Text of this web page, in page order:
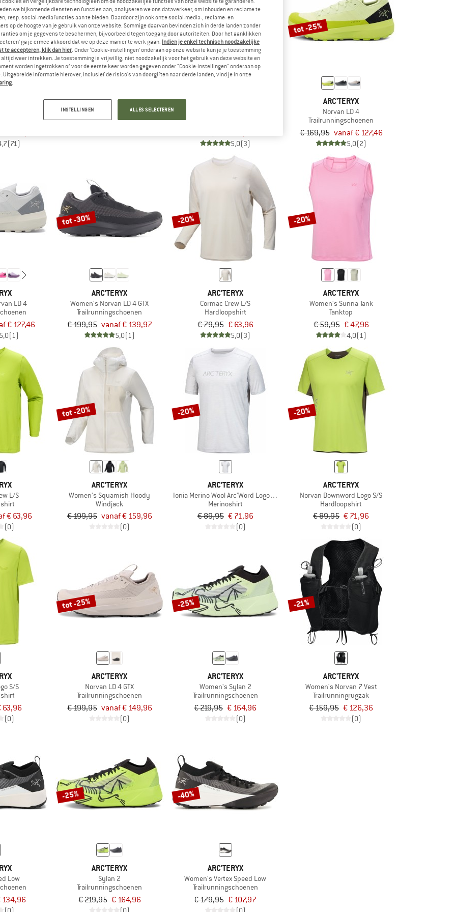
(71)
ARC'TERYX
Hardloopshirt
Uitverkocht
5,0(5)
-20%
5,0(3)
tot -25%
ARC'TERYX
Norvan LD 4
Trailrunningschoenen
€ 169,95 vanaf € 127,46
5,0(2)
LD 4
€ 127,46
5,0(1)
tot -30%
ARC'TERYX
Women's Norvan LD 4 GTX
Trailrunningschoenen
€ 199,95 vanaf € 139,97
5,0(1)
-20%
ARC'TERYX
Cormac Crew L/S
Hardloopshirt
€ 79,95 € 63,96
5,0(3)
-20%
ARC'TERYX
Women's Sunna Tank
Tanktop
€ 59,95 € 47,96
4,0(1)
L/S
€ 63,96
(0)
tot -20%
ARC'TERYX
Women's Squamish Hoody
Windjack
€ 199,95 vanaf € 159,96
(0)
-20%
ARC'TERYX
Ionia Merino Wool Arc'Word Logo S/S
Merinoshirt
€ 89,95 € 71,96
(0)
-20%
ARC'TERYX
Norvan Downword Logo S/S
Hardloopshirt
€ 89,95 € 71,96
(0)
S/S
63,96
(0)
tot -25%
ARC'TERYX
Norvan LD 4 GTX
Trailrunningschoenen
€ 199,95 vanaf € 149,96
(0)
-25%
ARC'TERYX
Women's Sylan 2
Trailrunningschoenen
€ 219,95 € 164,96
(0)
-21%
ARC'TERYX
Women's Norvan 7 Vest
Trailrunningrugzak
€ 159,95 € 126,36
(0)
Low
134,96
-25%
ARC'TERYX
Sylan 2
Trailrunningschoenen
€ 219,95 € 164,96
-40%
ARC'TERYX
Women's Vertex Speed Low
Trailrunningschoenen
€ 179,95 € 107,97
we bijkomende diensten en functies aan, analyseren we ons dataverkeer, om inhouden en reclame te
resp. social-mediafuncties aan te bieden. Daardoor zijn ook onze social-media-, reclame- en
op de hoogte van je gebruik van onze website. Sommige daarvan bevinden zich in derde landen zonder
om je gegevens te beschermen, bijvoorbeeld tegen toegang door autoriteiten. Door het aanklikken
ga je ermee akkoord dat we op deze manier te werk gaan. Indien je enkel technisch noodzakelijke
te accepteren, klik dan hier . Onder ‘Cookie-instellingen’ onderaan op onze website kun je je toestemming
altijd weer intrekken. Je toestemming is vrijwillig, niet noodzakelijk voor het gebruik van deze website en
worden ingetrokken of voor de eerste keer worden gegeven onder "Cookie-instellingen" onderaan op
Uitgebreide informatie hierover, inclusief de risico's van doorgiften naar derde landen, vind je in onze
INSTELLINGEN ALLES SELECTEREN